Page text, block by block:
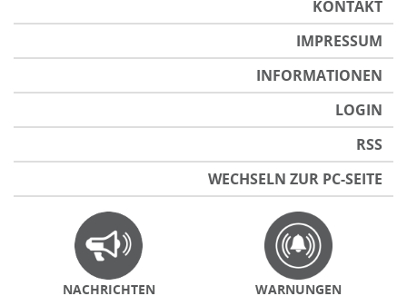
KONTAKT
IMPRESSUM
INFORMATIONEN
LOGIN
RSS
WECHSELN ZUR PC-SEITE
NACHRICHTEN WARNUNGEN